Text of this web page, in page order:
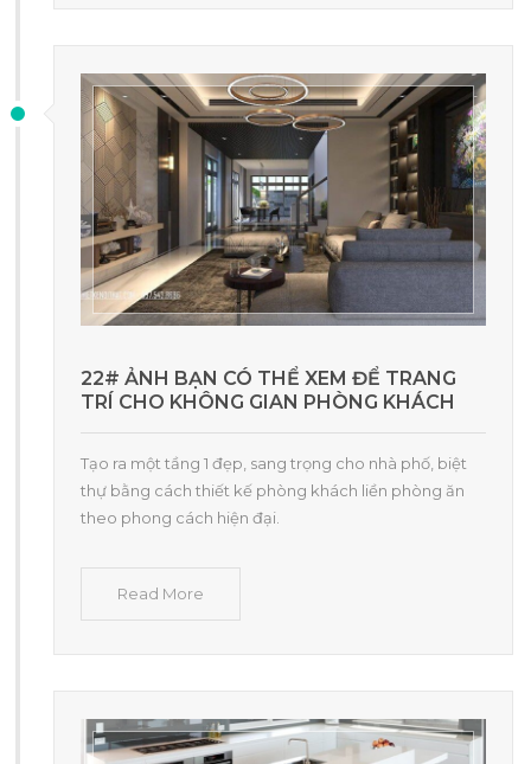
22# ẢNH BẠN CÓ THỂ XEM ĐỂ TRANG
TRÍ CHO KHÔNG GIAN PHÒNG KHÁCH
Tạo ra một tầng 1 đẹp, sang trọng cho nhà phố, biệt
thự bằng cách thiết kế phòng khách liền phòng ăn
theo phong cách hiện đại.
Read More